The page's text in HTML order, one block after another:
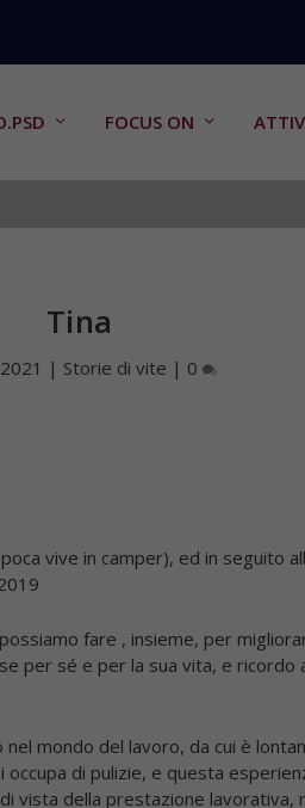
FOCUS ON
Tina
| Storie di vite | 0
vive in camper), ed in seguito
fare , insieme, per
per sé e per la sua vita, e ricordo
mondo del lavoro, da cui è
di pulizie, e questa
vista della prestazione